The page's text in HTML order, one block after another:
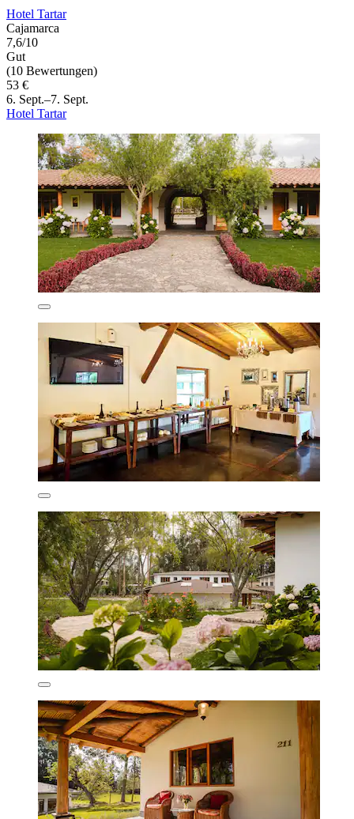
Hotel Tartar
Cajamarca
7,6/10
Gut
(10 Bewertungen)
53 €
6. Sept.–7. Sept.
Hotel Tartar